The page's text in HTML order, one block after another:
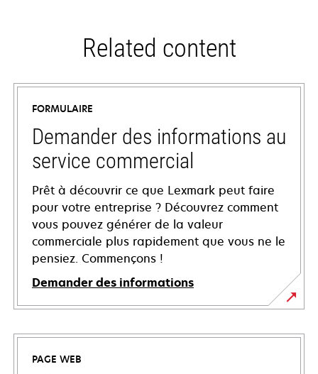
Related content
FORMULAIRE
Demander des informations au
service commercial
Prêt à découvrir ce que Lexmark peut faire
pour votre entreprise ? Découvrez comment
vous pouvez générer de la valeur
commerciale plus rapidement que vous ne le
pensiez. Commençons !
Demander des informations
PAGE WEB